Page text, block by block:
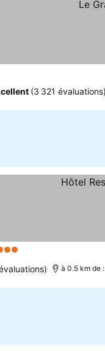
(3 321 évaluations)
Étoiles
à 0.5 km de